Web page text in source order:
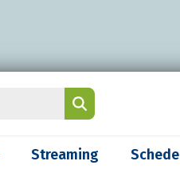
Streaming Schede